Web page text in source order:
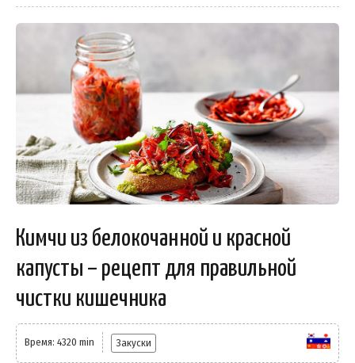
Кимчи из белокочанной и красной
капусты – рецепт для правильной
чистки кишечника
Время: 4320 min Закуски